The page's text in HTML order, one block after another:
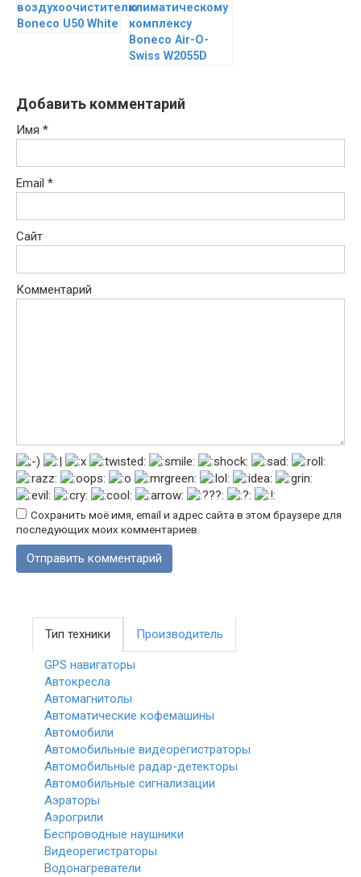
воздухоочистителю
Boneco U50 White
климатическому
комплексу
Boneco Air-O-
Swiss W2055D
Добавить комментарий
Имя *
Email *
Сайт
Комментарий
Сохранить моё имя, email и адрес сайта в этом браузере для
последующих моих комментариев.
Тип техники Производитель
GPS навигаторы
Автокресла
Автомагнитолы
Автоматические кофемашины
Автомобили
Автомобильные видеорегистраторы
Автомобильные радар-детекторы
Автомобильные сигнализации
Аэраторы
Аэрогрили
Беспроводные наушники
Видеорегистраторы
Водонагреватели